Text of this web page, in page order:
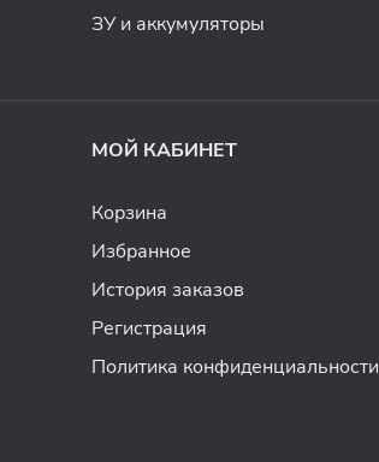
ЗУ и аккумуляторы
МОЙ КАБИНЕТ
Корзина
Избранное
История заказов
Регистрация
Политика конфиденциальности